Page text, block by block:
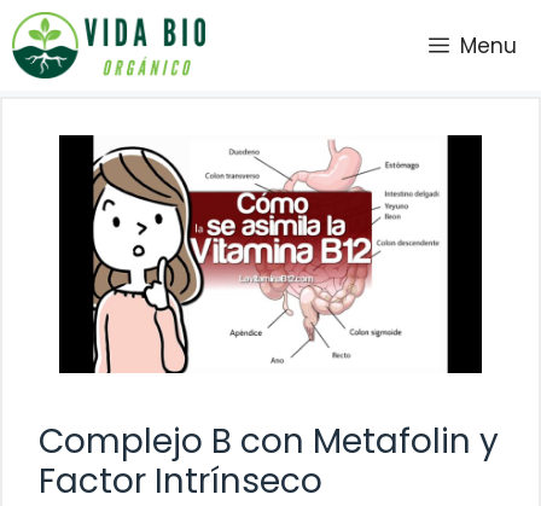
Saltar
al
contenido
Menu
Complejo B con Metafolin y
Factor Intrínseco